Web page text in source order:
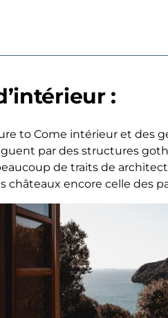
:
to Come intérieur et des
par des structures
de traits de
encore celle des